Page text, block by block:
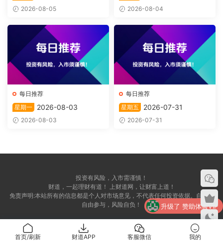
2026-08-05 2026-08-04
每日推荐
星期一
2026-08-03
2026-08-03
每日推荐
星期五
2026-07-31
2026-07-31
投资有风险，入市需谨慎！
财道，一起理财有道！ 上财道网，让财富上道！
免责声明:本站所有的信息都是个人对市场意见，不代表任何投资依据。自愿，
自由参与，风险自负！
首页/刷新 财道APP 客服微信 我的
升级了 赞助体验VIP
升级了 赞助体验VIP
升级了 赞助体验VIP